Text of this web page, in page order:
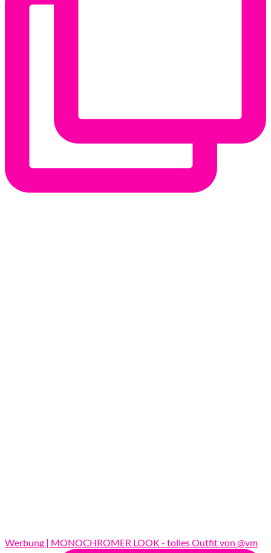
Werbung | MONOCHROMER LOOK - tolles Outfit von @vm